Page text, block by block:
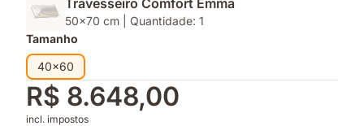
Travesseiro Comfort Emma
50x70 cm | Quantidade: 1
Tamanho
40x60
R$ 8.648,00
incl. impostos